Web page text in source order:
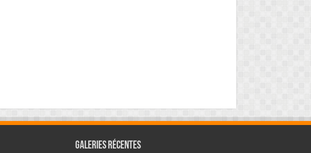
Galeries Récentes